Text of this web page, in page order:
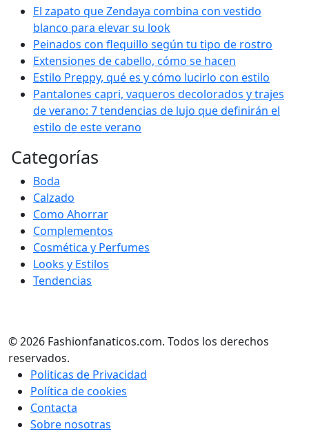
El zapato que Zendaya combina con vestido
blanco para elevar su look
Peinados con flequillo según tu tipo de rostro
Extensiones de cabello, cómo se hacen
Estilo Preppy, qué es y cómo lucirlo con estilo
Pantalones capri, vaqueros decolorados y trajes
de verano: 7 tendencias de lujo que definirán el
estilo de este verano
Categorías
Boda
Calzado
Como Ahorrar
Complementos
Cosmética y Perfumes
Looks y Estilos
Tendencias
© 2026 Fashionfanaticos.com. Todos los derechos
reservados.
Politicas de Privacidad
Política de cookies
Contacta
Sobre nosotras